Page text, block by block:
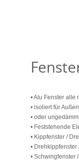
Fenster
• Alu Fenster alle
• isoliert für Außen
• oder